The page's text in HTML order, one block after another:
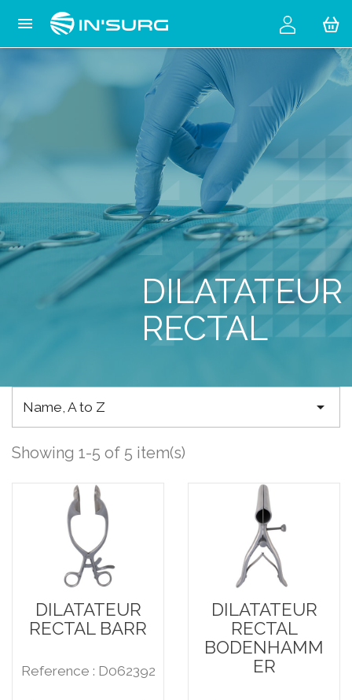

DILATATEUR
RECTAL
Name, A to Z 
Showing 1-5 of 5 item(s)
DILATATEUR
RECTAL BARR
Reference : D062392
DILATATEUR
RECTAL
BODENHAMM
ER
Cookies management panel